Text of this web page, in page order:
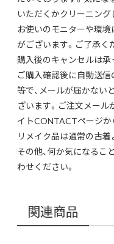
いただくかクリーニング
お使いのモニターや環
がございます。ご了承く
購入後のキャンセルは承
ご購入確認後に自動送
等で、メールが届かない
ざいます。ご注文メー
イトCONTACTページか
リメイク品は通常の古
その他、何か気になる
わせください。
関連商品